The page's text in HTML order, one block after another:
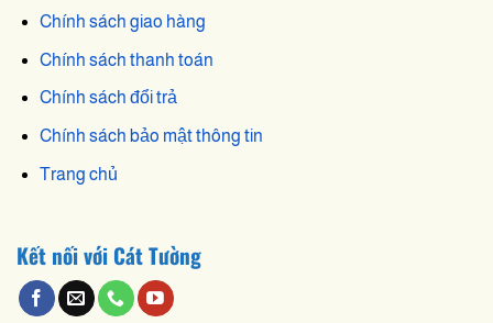
Chính sách giao hàng
Chính sách thanh toán
Chính sách đổi trả
Chính sách bảo mật thông tin
Trang chủ
Kết nối với Cát Tường